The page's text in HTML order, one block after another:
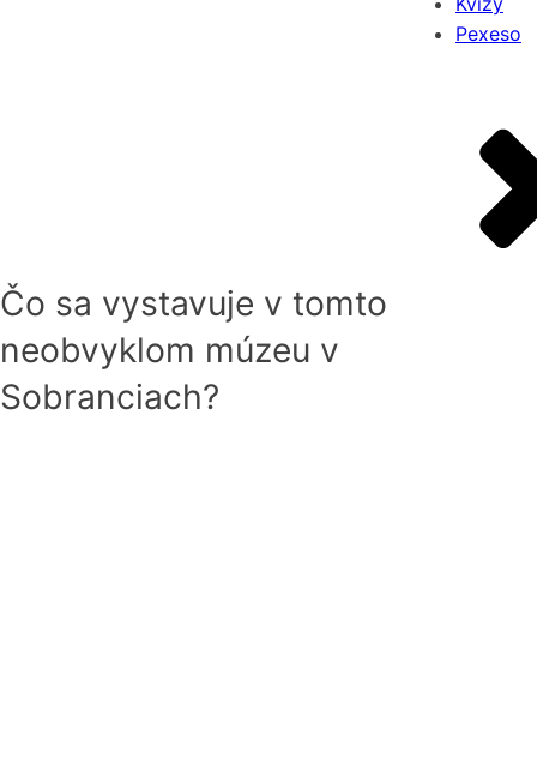
Pexeso
Čo sa vystavuje v tomto
neobvyklom múzeu v
Sobranciach?